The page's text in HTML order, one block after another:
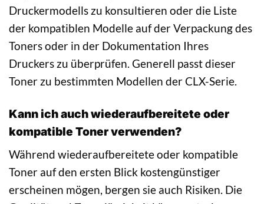
Druckermodells zu konsultieren oder die Liste
der kompatiblen Modelle auf der Verpackung des
Toners oder in der Dokumentation Ihres
Druckers zu überprüfen. Generell passt dieser
Toner zu bestimmten Modellen der CLX-Serie.
Kann ich auch wiederaufbereitete oder
kompatible Toner verwenden?
Während wiederaufbereitete oder kompatible
Toner auf den ersten Blick kostengünstiger
erscheinen mögen, bergen sie auch Risiken. Die